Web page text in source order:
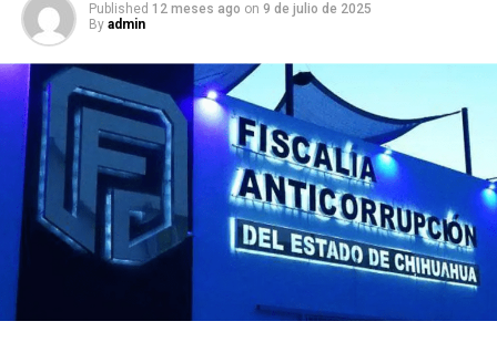
Published 12 meses ago on 9 de julio de 2025
By admin